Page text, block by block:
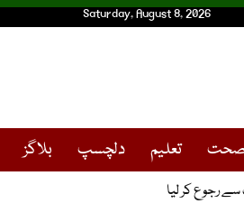
Saturday, August 8, 2026
تعلیم دلچسپ بلاگز